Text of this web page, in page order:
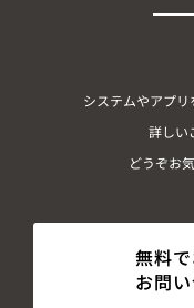
システムやアプ
詳しい
どうぞお
無料
お問